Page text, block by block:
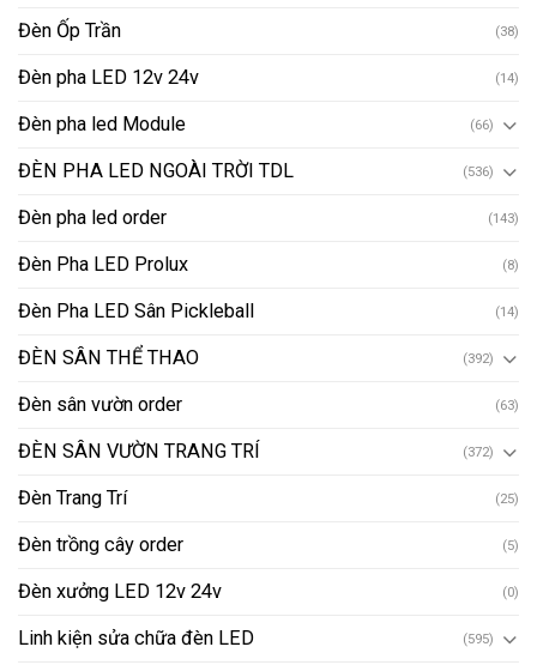
Đèn Ốp Trần (38)
Đèn pha LED 12v 24v (14)
Đèn pha led Module (66)
ĐÈN PHA LED NGOÀI TRỜI TDL (536)
Đèn pha led order (143)
Đèn Pha LED Prolux (8)
Đèn Pha LED Sân Pickleball (14)
ĐÈN SÂN THỂ THAO (392)
Đèn sân vườn order (63)
ĐÈN SÂN VƯỜN TRANG TRÍ (372)
Đèn Trang Trí (25)
Đèn trồng cây order (5)
Đèn xưởng LED 12v 24v (0)
Linh kiện sửa chữa đèn LED (595)